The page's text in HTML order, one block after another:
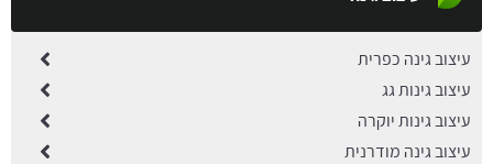
עיצוב גינה כפרית
עיצוב גינות גג
עיצוב גינות יוקרה
עיצוב גינה מודרנית